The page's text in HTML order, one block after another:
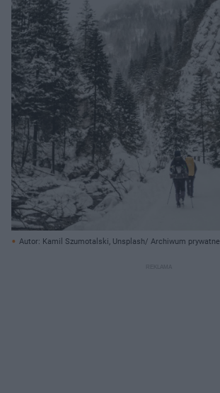
Autor: Kamil Szumotalski, Unsplash/ Archiwum prywatne